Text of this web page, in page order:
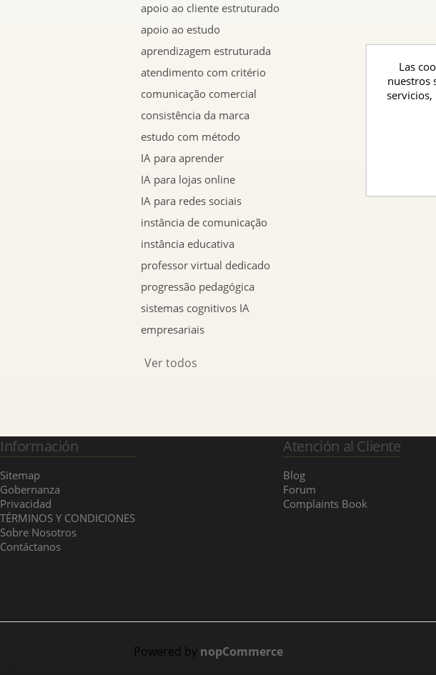
apoio ao cliente estruturado
apoio ao estudo
aprendizagem estruturada
atendimento com critério
comunicação comercial
consistência da marca
estudo com método
IA para aprender
IA para lojas online
IA para redes sociais
instância de comunicação
instância educativa
professor virtual dedicado
progressão pedagógica
sistemas cognitivos IA
empresariais
Ver todos
Información
Sitemap
Gobernanza
Privacidad
TÉRMINOS Y CONDICIONES
Sobre Nosotros
Contáctanos
Atención al Cliente
Blog
Forum
Complaints Book
Powered by nopCommerce
Las
nuestros
servicios,